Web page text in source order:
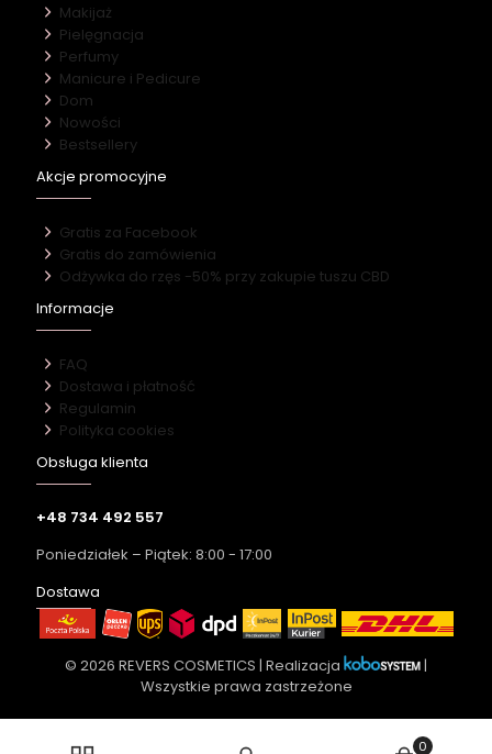
Makijaż
Pielęgnacja
Perfumy
Manicure i Pedicure
Dom
Nowości
Bestsellery
Akcje promocyjne
Gratis za Facebook
Gratis do zamówienia
Odżywka do rzęs -50% przy zakupie tuszu CBD
Informacje
FAQ
Dostawa i płatność
Regulamin
Polityka cookies
Obsługa klienta
+48 734 492 557
Poniedziałek – Piątek: 8:00 - 17:00
Dostawa
© 2026 REVERS COSMETICS | Realizacja
|
Wszystkie prawa zastrzeżone
0